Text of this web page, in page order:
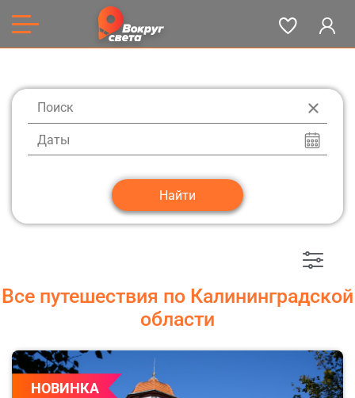
Даты
Все путешествия по Калининградской
области
НОВИНКА